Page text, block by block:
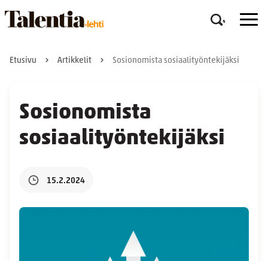
Etusivu Artikkelit Sosionomista sosiaalityöntekijäksi
Sosionomista
sosiaalityöntekijäksi
15.2.2024